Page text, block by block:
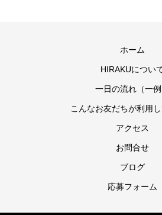
ホーム
HIRAKUについ
一日の流れ（一例
こんなお友だちが利用
アクセス
お問合せ
ブログ
応募フォーム